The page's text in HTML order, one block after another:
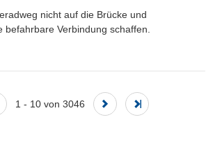
nicht auf die Brücke und
befahrbare Verbindung schaffen.
1 - 10 von 3046